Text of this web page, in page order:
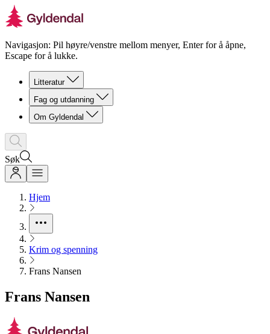
Navigasjon: Pil høyre/venstre mellom menyer, Enter for å åpne,
Escape for å lukke.
Litteratur
Fag og utdanning
Om Gyldendal
Søk
Hjem
Krim og spenning
Frans Nansen
Frans Nansen